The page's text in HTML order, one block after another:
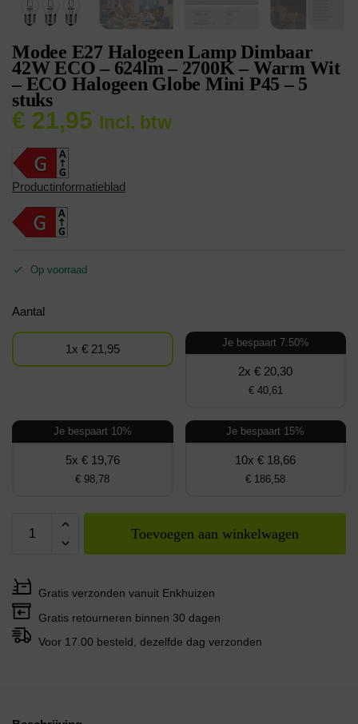
Modee E27 Halogeen Lamp Dimbaar
42W ECO – 624lm – 2700K – Warm Wit
– ECO Halogeen Globe Mini P45 – 5
stuks
€ 21,95 Incl. btw
Productinformatieblad
Op voorraad
Aantal
1x € 21,95 Je bespaart 7.50%
2x € 20,30
€ 40,61
Je bespaart 10%
5x € 19,76
€ 98,78
Je bespaart 15%
10x € 18,66
€ 186,58
Toevoegen aan winkelwagen
Gratis verzonden vanuit Enkhuizen
Gratis retourneren binnen 30 dagen
Voor 17.00 besteld, dezelfde dag verzonden